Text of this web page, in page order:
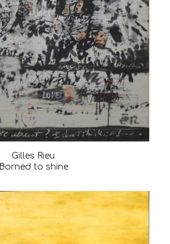
Gilles Rieu
Borned to shine